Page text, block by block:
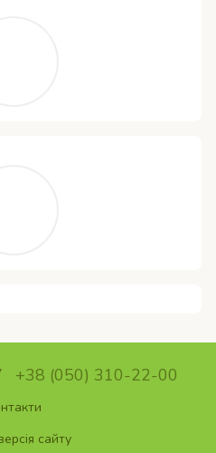
+38 (050) 310-22-00
сайту